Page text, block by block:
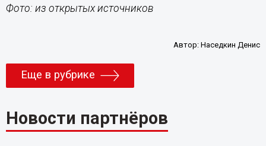
Фото: из открытых источников
Автор:Наседкин Денис
Еще в рубрике
Новости партнёров